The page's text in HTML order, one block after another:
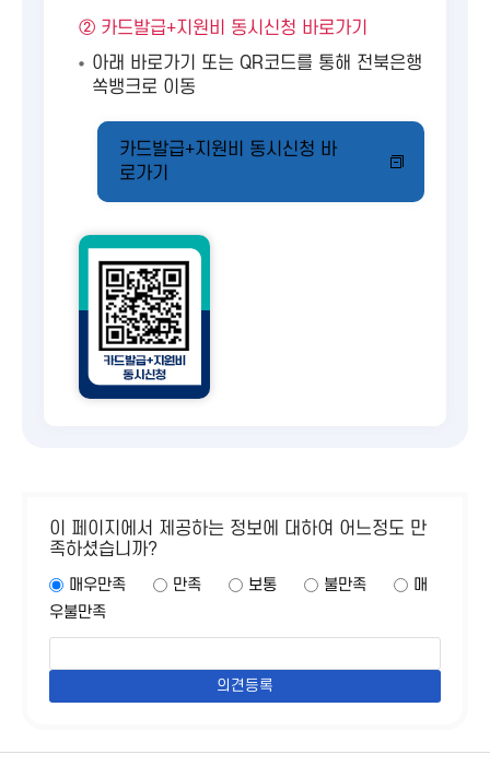
② 카드발급+지원비 동시신청 바로가기
아래 바로가기 또는 QR코드를 통해 전북은행
쏙뱅크로 이동
카드발급+지원비 동시신청 바
로가기
이 페이지에서 제공하는 정보에 대하여 어느정도 만
족하셨습니까?
매우만족 만족 보통 불만족
매
우불만족